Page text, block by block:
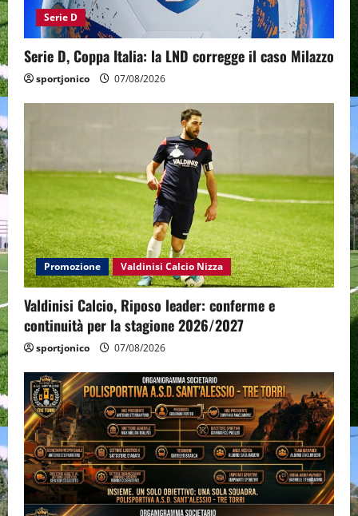
Serie D
Serie D, Coppa Italia: la LND corregge il caso Milazzo
sportjonico 07/08/2026
Promozione Valdinisi Calcio Nizza
Valdinisi Calcio, Riposo leader: conferme e
continuità per la stagione 2026/2027
sportjonico 07/08/2026